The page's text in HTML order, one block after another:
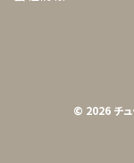
© 2026 チ